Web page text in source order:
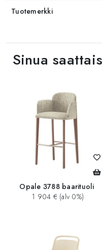
Tuotemerkki
Sinua
Opale 3788 baarituoli
1 904 € (alv 0%)